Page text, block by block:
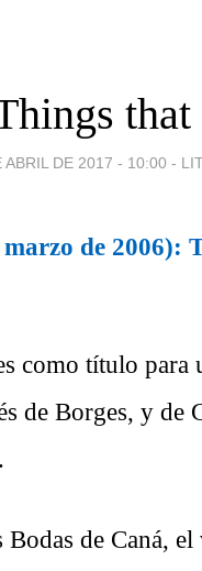
ABRIL DE 2017 - 10:00 -
de 2006):
como título para
de Borges, y de
Bodas de Caná,